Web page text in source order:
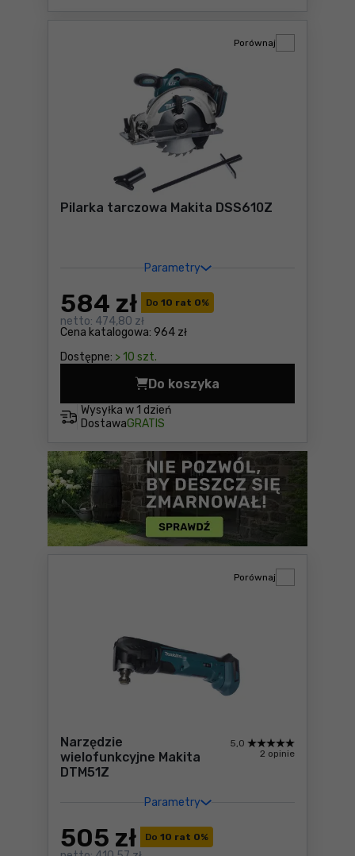
Pilarka tarczowa Makita DSS610Z
Parametry
Do 10 rat 0%
Cena katalogowa: 964 zł
584 zł
netto: 474,80 zł
Dostępne: > 10 szt.
Porównaj
Wysyłka w 1 dzień
DostawaGRATIS
Do koszyka
Pilarka tarczowa Makita
Narzędzie
wielofunkcyjne Makita
DTM51Z
Parametry
5,0
2 opinie
Do 10 rat 0%
505 zł
Porównaj